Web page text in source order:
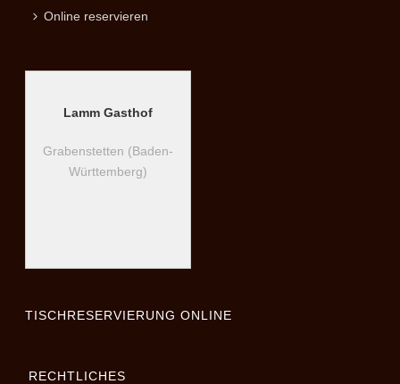
Online reservieren
Lamm Gasthof
Grabenstetten (Baden-
Württemberg)
TISCHRESERVIERUNG ONLINE
RECHTLICHES